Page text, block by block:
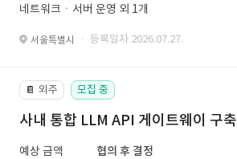
네트워크ㆍ서버 운영 외 1개
서울특별시 · 등록일자 2026.07.27.
📔 외주 모집 중
사내 통합 LLM API 게이트웨이 구축
예상 금액
협의 후 결정